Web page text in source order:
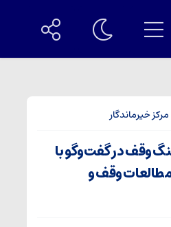
مرکز خیرماندگار
وقف در گفت‌وگو با
وقف و